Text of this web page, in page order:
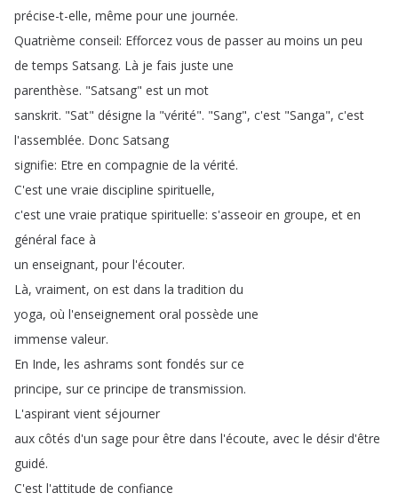
précise-t-elle, même pour une journée.
Quatrième conseil: Efforcez vous de passer au moins un peu
de temps Satsang. Là je fais juste une
parenthèse. "Satsang" est un mot
sanskrit. "Sat" désigne la "vérité". "Sang", c'est "Sanga", c'est
l'assemblée. Donc Satsang
signifie: Etre en compagnie de la vérité.
C'est une vraie discipline spirituelle,
c'est une vraie pratique spirituelle: s'asseoir en groupe, et en
général face à
un enseignant, pour l'écouter.
Là, vraiment, on est dans la tradition du
yoga, où l'enseignement oral possède une
immense valeur.
En Inde, les ashrams sont fondés sur ce
principe, sur ce principe de transmission.
L'aspirant vient séjourner
aux côtés d'un sage pour être dans l'écoute, avec le désir d'être
guidé.
C'est l'attitude de confiance